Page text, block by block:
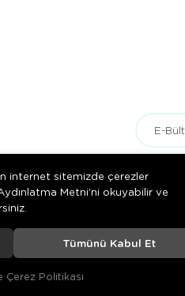
hakları saklıdır.
internet sitemizde çerezler
Metni’ni okuyabilir ve
Tümünü Kabul Et
Çerez Politikası